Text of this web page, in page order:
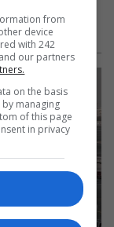
Haneda din…
from
device
with 242
our partners
on the basis
managing
of this page
in privacy